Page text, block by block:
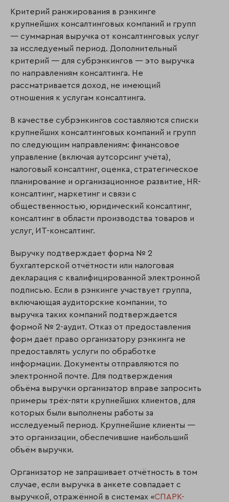
Критерий ранжирования в рэнкинге
крупнейших консалтинговых компаний и групп
— суммарная выручка от консалтинговых услуг
за исследуемый период. Дополнительный
критерий — для субрэнкингов — это выручка
по направлениям консалтинга. Не
рассматривается доход, не имеющий
отношения к услугам консалтинга.
В качестве субрэнкингов составляются списки
крупнейших консалтинговых компаний и групп
по следующим направлениям: финансовое
управление (включая аутсорсинг учёта),
налоговый консалтинг, оценка, стратегическое
планирование и организационное развитие, HR-
консалтинг, маркетинг и связи с
общественностью, юридический консалтинг,
консалтинг в области производства товаров и
услуг, ИТ-консалтинг.
Выручку подтверждает форма № 2
бухгалтерской отчётности или налоговая
декларация с квалифицированной электронной
подписью. Если в рэнкинге участвует группа,
включающая аудиторские компании, то
выручка таких компаний подтверждается
формой № 2-аудит. Отказ от предоставления
форм даёт право организатору рэнкинга не
предоставлять услуги по обработке
информации. Документы отправляются по
электронной почте. Для подтверждения
объёма выручки организатор вправе запросить
примеры трёх-пяти крупнейших клиентов, для
которых были выполнены работы за
исследуемый период. Крупнейшие клиенты —
это организации, обеспечившие наибольший
объём выручки.
Организатор не запрашивает отчётность в том
случае, если выручка в анкете совпадает с
выручкой, отражённой в системах «СПАРК-